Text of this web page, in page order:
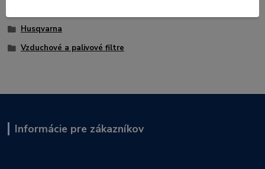
Husqvarna
Vzduchové a palivové filtre
Informácie pre zákazníkov